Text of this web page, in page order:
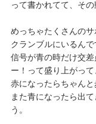
って書かれてて、その
めっちゃたくさんの
クランブルにいるんで
信号が青の時だけ交
ー！って盛り上がって
赤になったらちゃんと
また青になったら出
う。